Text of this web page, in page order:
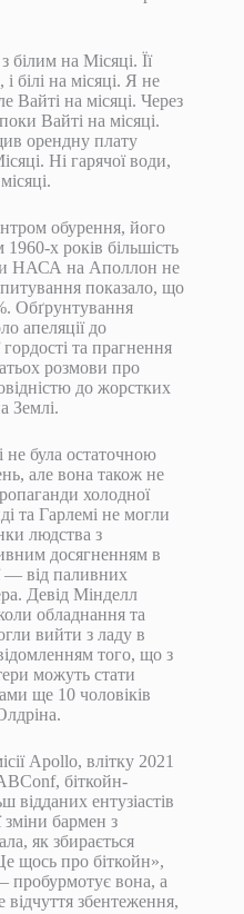
на Місяці. Її
білі на місяці. Я не
Вайті на місяці. Через
Вайті на місяці.
орендну плату
Ні гарячої води,
обурення, його
х років більшість
НАСА на Аполлон не
показало, що
Обґрунтування
апеляції до
та прагнення
розмови про
до жорстких
Землі.
була остаточною
але вона також не
холодної
та Гарлемі не могли
людства з
досягненням в
— від паливних
Девід Мінделл
обладнання та
вийти з ладу в
того, що з
можуть стати
ще 10 чоловіків
Apollo, влітку 2021
біткойн-
відданих ентузіастів
зміни бармен з
як збирається
щось про біткойн»,
пробурмотує вона, а
відчуття збентеження,